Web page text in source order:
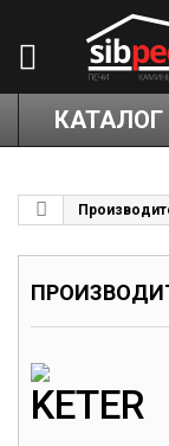
КАТАЛОГ
KETER